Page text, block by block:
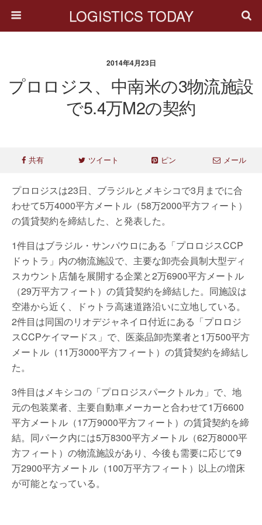
LOGISTICS TODAY
2014年4月23日
プロロジス、中南米の3物流施設
で5.4万m2の契約
共有 ツイート ピン メール
プロロジスは23日、ブラジルとメキシコで3月までに合
わせて5万4000平方メートル（58万2000平方フィート）
の賃貸契約を締結した、と発表した。
1件目はブラジル・サンパウロにある「プロロジスCCP
ドゥトラ」内の物流施設で、主要な卸売会員制大型ディ
スカウント店舗を展開する企業と2万6900平方メートル
（29万平方フィート）の賃貸契約を締結した。同施設は
空港から近く、ドゥトラ高速道路沿いに立地している。
2件目は同国のリオデジャネイロ付近にある「プロロジ
スCCPケイマードス」で、医薬品卸売業者と1万500平方
メートル（11万3000平方フィート）の賃貸契約を締結し
た。
3件目はメキシコの「プロロジスパークトルカ」で、地
元の包装業者、主要自動車メーカーと合わせて1万6600
平方メートル（17万9000平方フィート）の賃貸契約を締
結。同パーク内には5万8300平方メートル（62万8000平
方フィート）の物流施設があり、今後も需要に応じて9
万2900平方メートル（100万平方フィート）以上の増床
が可能となっている。